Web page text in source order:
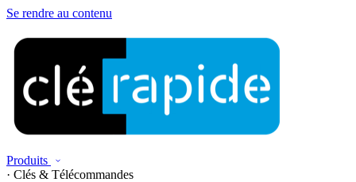
Se rendre au contenu
Produits
· Clés & Télécommandes